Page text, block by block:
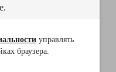
. управлять
браузера.
В наличии
Салфетка 24*24 1сл